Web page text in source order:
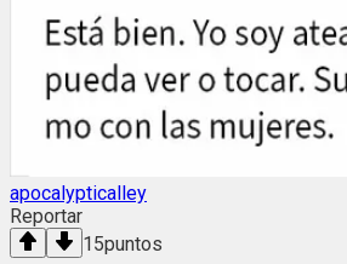
apocalypticalley
Reportar
15puntos